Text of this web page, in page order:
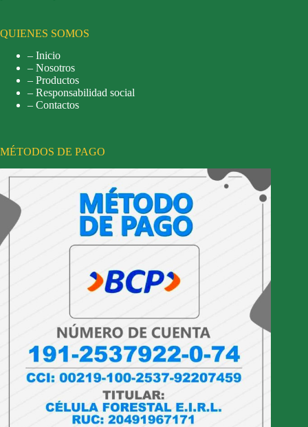
QUIENES SOMOS
– Inicio
– Nosotros
– Productos
– Responsabilidad social
– Contactos
MÉTODOS DE PAGO